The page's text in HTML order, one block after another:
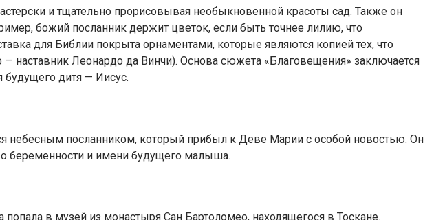
и тщательно прорисовывая необыкновенной красоты сад. Также он
божий посланник держит цветок, если быть точнее лилию, что
для Библии покрыта орнаментами, которые являются копией тех, что
Леонардо да Винчи). Основа сюжета «Благовещения» заключается
будущего дитя — Иисус.
небесным посланником, который прибыл к Деве Марии с особой новостью. Он
беременности и имени будущего малыша.
в музей из монастыря Сан Бартоломео, находящегося в Тоскане.